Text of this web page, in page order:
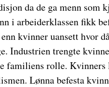
da de ga menn som
i arbeiderklassen fikk
kvinner uansett hvor
Industrien trengte
familiens rolle.
Lønna befesta